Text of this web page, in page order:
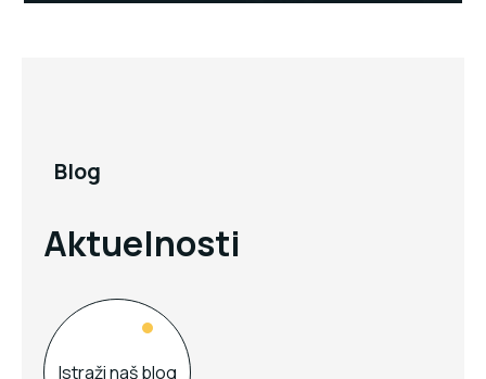
Blog
Aktuelnosti
Istraži naš blog